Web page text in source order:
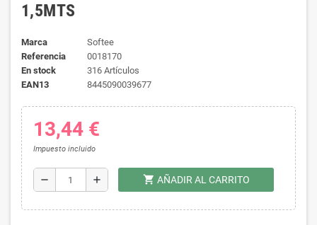
1,5MTS
Marca
Softee
Referencia
0018170
En stock
316 Artículos
EAN13
8445090039677
13,44 €
Impuesto incluido
remove add shopping_cart AÑADIR AL CARRITO